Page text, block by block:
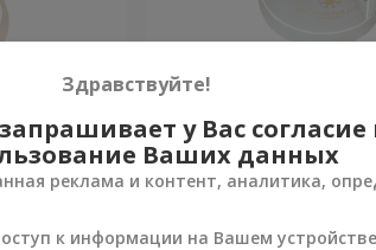
Уточнить
Цветы в коробке
настроение"
Нет в наличии
Здравствуйте!
у Вас согласие
Ваших данных
реклама и контент, аналитика,
к информации на Вашем